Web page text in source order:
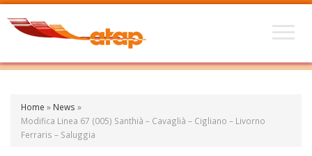
Home » News »
Modifica Linea 67 (005) Santhià – Cavaglià – Cigliano – Livorno
Ferraris – Saluggia